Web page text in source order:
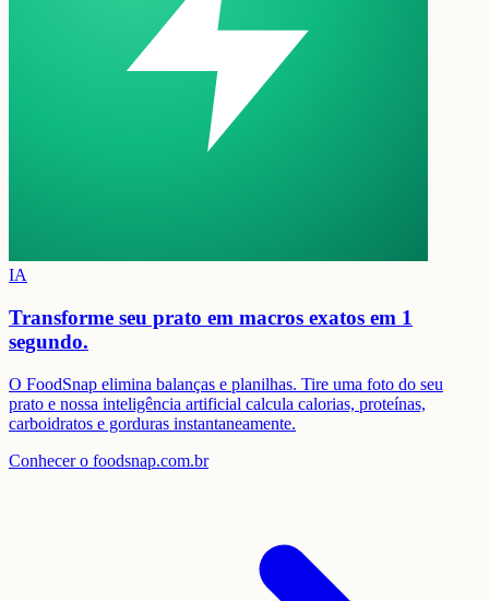
IA
Transforme seu prato em macros exatos em 1
segundo.
O FoodSnap elimina balanças e planilhas. Tire uma foto do seu
prato e nossa inteligência artificial calcula calorias, proteínas,
carboidratos e gorduras instantaneamente.
Conhecer o foodsnap.com.br